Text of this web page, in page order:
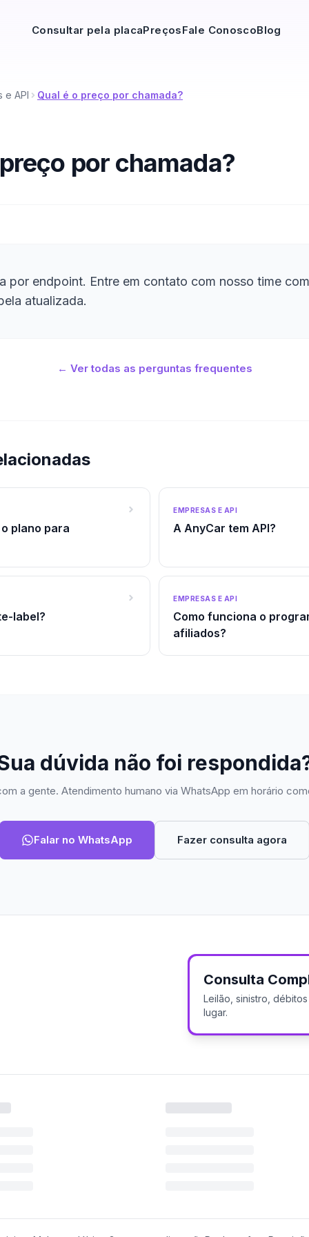
Consultar pela placaPreçosFale ConoscoBlog
e API Qual é o preço por chamada?
por chamada?
por endpoint. Entre em contato com nosso time
atualizada.
← Ver todas as perguntas frequentes
plano para
EMPRESAS E API
A AnyCar tem API?
label?
EMPRESAS E API
Como funciona o
afiliados?
dúvida não foi
a gente. Atendimento humano via WhatsApp em horário
Falar no WhatsApp Fazer consulta agora
Consulta
Leilão, sinistro,
lugar.